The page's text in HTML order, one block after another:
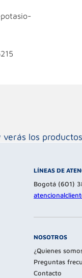
los
LÍNEAS DE
Bogotá (601)
NOSOTROS
¿Quienes
Preguntas
Contacto